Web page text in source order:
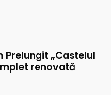
Prelungit „Castelul
renovată